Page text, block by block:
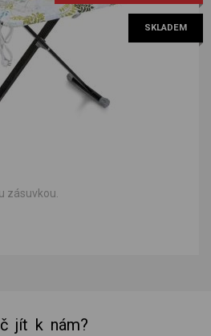
SKLADEM
zásuvkou.
jít k nám?